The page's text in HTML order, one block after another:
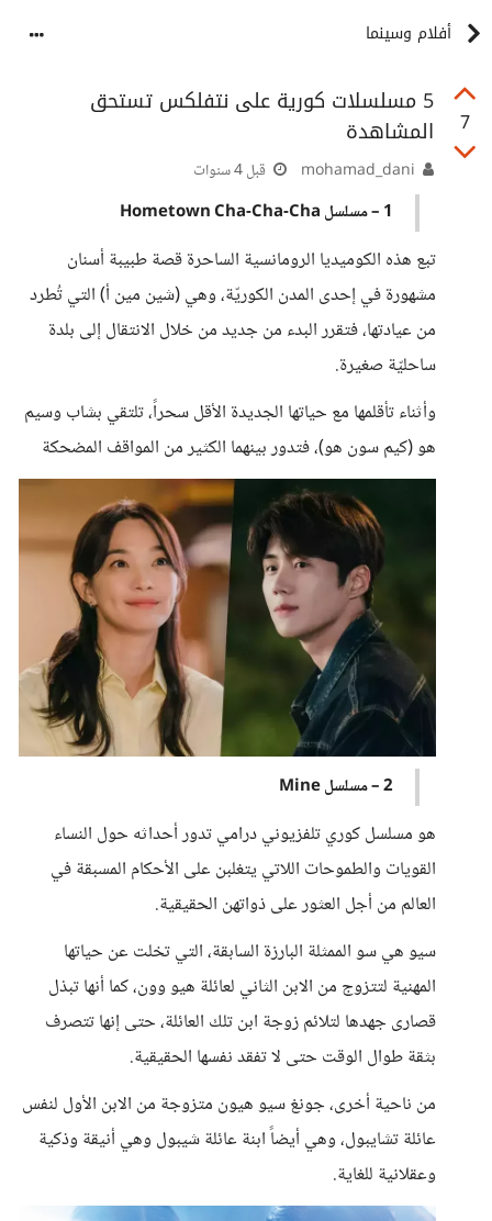
أفلام وسينما
7
5 مسلسلات كورية على نتفلكس تستحق
المشاهدة
قبل 4 سنوات
1 – مسلسل Hometown Cha-Cha-Cha
تبع هذه الكوميديا ​​الرومانسية الساحرة قصة طبيبة أسنان
مشهورة في إحدى المدن الكوريّة، وهي (شين مين أ) التي تُطرد
من عيادتها، فتقرر البدء من جديد من خلال الانتقال إلى بلدة
ساحليّة صغيرة.
وأثناء تأقلمها مع حياتها الجديدة الأقل سحراً، تلتقي بشاب وسيم
هو (كيم سون هو)، فتدور بينهما الكثير من المواقف المضحكة
2 – مسلسل Mine
هو مسلسل كوري تلفزيوني درامي تدور أحداثه حول النساء
القويات والطموحات اللاتي يتغلبن على الأحكام المسبقة في
العالم من أجل العثور على ذواتهن الحقيقية.
سيو هي سو الممثلة البارزة السابقة، التي تخلت عن حياتها
المهنية لتتزوج من الابن الثاني لعائلة هيو وون، كما أنها تبذل
قصارى جهدها لتلائم زوجة ابن تلك العائلة، حتى إنها تتصرف
بثقة طوال الوقت حتى لا تفقد نفسها الحقيقية.
من ناحية أخرى، جونغ سيو هيون متزوجة من الابن الأول لنفس
عائلة تشايبول، وهي أيضاً ابنة عائلة شيبول وهي أنيقة وذكية
وعقلانية للغاية.